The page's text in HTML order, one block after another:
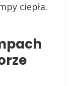
ciepła.